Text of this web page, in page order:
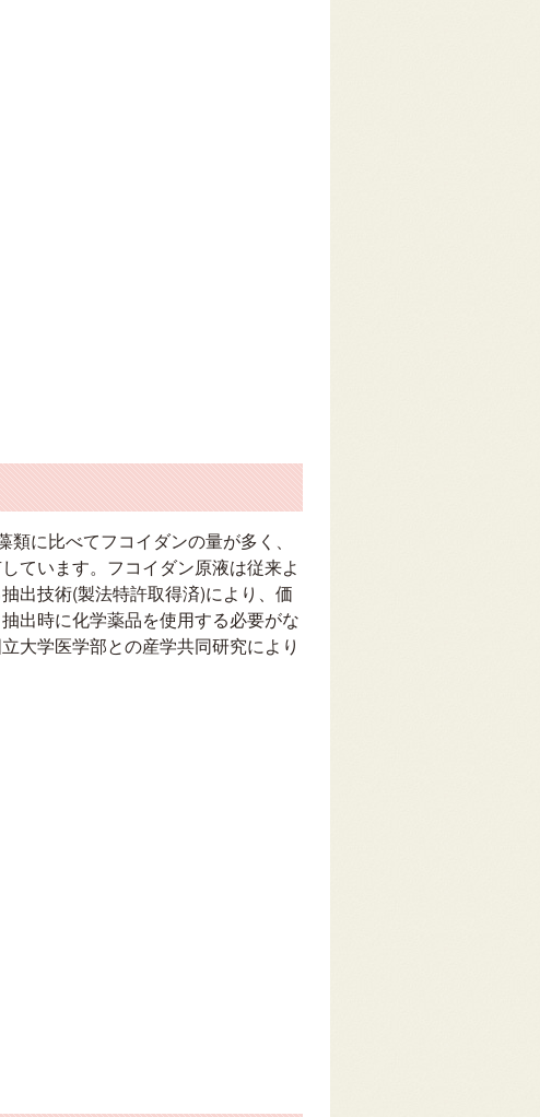
に比べてフコイダンの量が多く、
ています。フコイダン原液は従来よ
出技術(製法特許取得済)により、価
出時に化学薬品を使用する必要がな
大学医学部との産学共同研究により